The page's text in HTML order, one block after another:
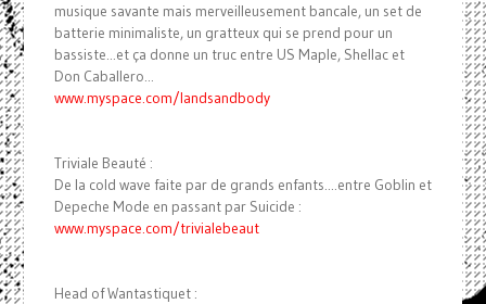
musique savante mais merveilleusement bancale, un set de
batterie minimaliste, un gratteux qui se prend pour un
bassiste...et ça donne un truc entre US Maple, Shellac et
Don Caballero...
www.myspace.com/landsandbody
Triviale Beauté :
De la cold wave faite par de grands enfants....entre Goblin et
Depeche Mode en passant par Suicide :
www.myspace.com/trivialebeaut
Head of Wantastiquet :